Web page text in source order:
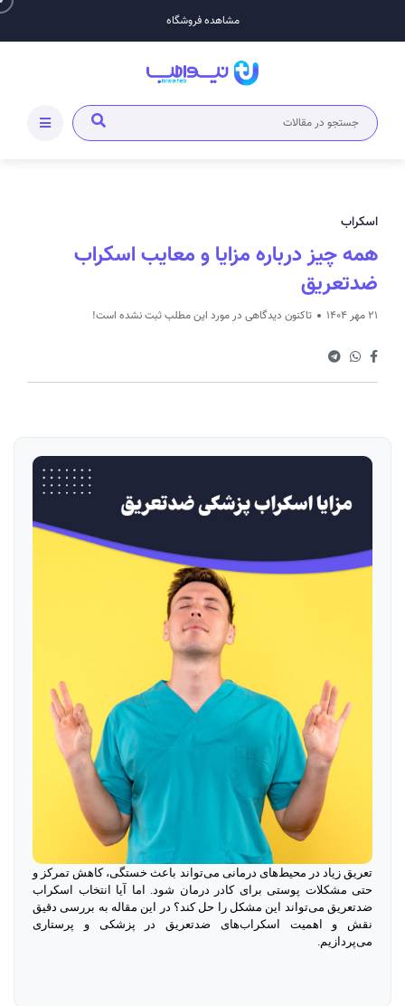
مشاهده فروشگاه
اسکراب
همه چیز درباره مزایا و معایب اسکراب
ضدتعریق
21 مهر 1404 تاکنون دیدگاهی در مورد این مطلب ثبت نشده است!
تعریق زیاد در محیط‌های درمانی می‌تواند باعث خستگی، کاهش تمرکز و
حتی مشکلات پوستی برای کادر درمان شود. اما آیا انتخاب اسکراب
ضدتعریق می‌تواند این مشکل را حل کند؟ در این مقاله به بررسی دقیق
نقش و اهمیت اسکراب‌های ضدتعریق در پزشکی و پرستاری
می‌پردازیم.